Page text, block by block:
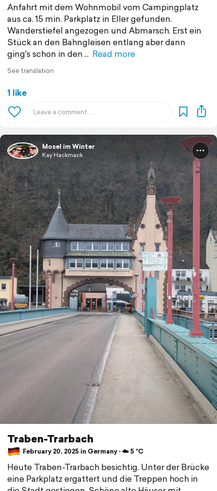
Anfahrt mit dem Wohnmobil vom Campingplatz
aus ca. 15 min. Parkplatz in Eller gefunden.
Wanderstiefel angezogen und Abmarsch. Erst ein
Stück an den Bahngleisen entlang aber dann
ging's schon in den
Read more
See translation
1 like
Mosel im Winter
Kay Hackmack
Traben-Trarbach
February 20, 2025 in Germany ⋅ ☁️ 5 °C
Heute Traben-Trarbach besichtig. Unter der Brücke
eine Parkplatz ergattert und die Treppen hoch in